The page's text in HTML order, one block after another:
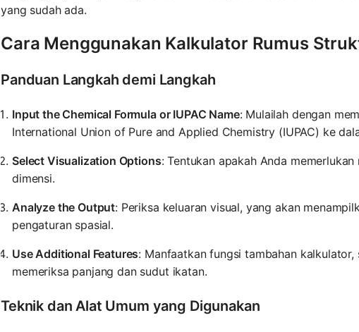
yang sudah ada.
Cara Menggunakan Kalkulator Rumus
Panduan Langkah demi Langkah
Input the Chemical Formula or IUPAC Name: Mulailah dengan
International Union of Pure and Applied Chemistry (IUPAC) ke
Select Visualization Options: Tentukan apakah Anda
dimensi.
Analyze the Output: Periksa keluaran visual, yang akan
pengaturan spasial.
Use Additional Features: Manfaatkan fungsi tambahan
memeriksa panjang dan sudut ikatan.
Teknik dan Alat Umum yang Digunakan